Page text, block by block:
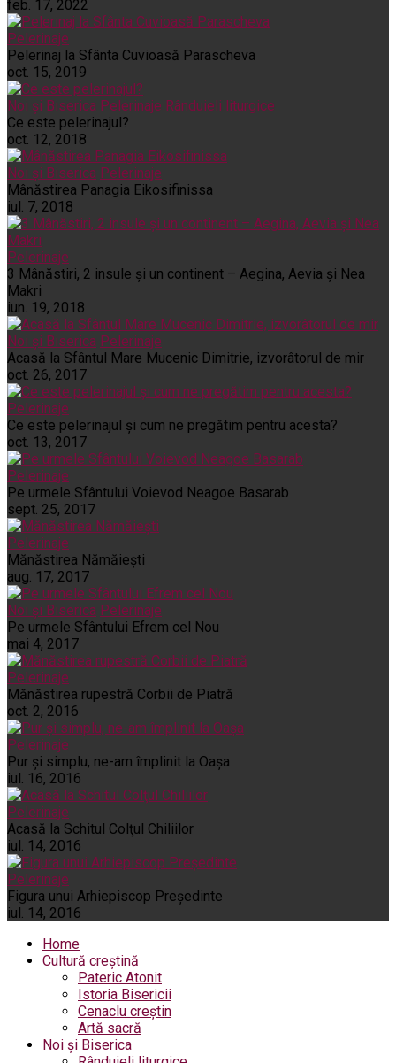
feb. 17, 2022
Pelerinaje
Pelerinaj la Sfânta Cuvioasă Parascheva
oct. 15, 2019
Noi și Biserica Pelerinaje Rânduieli liturgice
Ce este pelerinajul?
oct. 12, 2018
Noi și Biserica Pelerinaje
Mânăstirea Panagia Eikosifinissa
iul. 7, 2018
Pelerinaje
3 Mânăstiri, 2 insule și un continent – Aegina, Aevia și Nea
Makri
iun. 19, 2018
Noi și Biserica Pelerinaje
Acasă la Sfântul Mare Mucenic Dimitrie, izvorâtorul de mir
oct. 26, 2017
Pelerinaje
Ce este pelerinajul şi cum ne pregătim pentru acesta?
oct. 13, 2017
Pelerinaje
Pe urmele Sfântului Voievod Neagoe Basarab
sept. 25, 2017
Pelerinaje
Mănăstirea Nămăiești
aug. 17, 2017
Noi și Biserica Pelerinaje
Pe urmele Sfântului Efrem cel Nou
mai 4, 2017
Pelerinaje
Mănăstirea rupestră Corbii de Piatră
oct. 2, 2016
Pelerinaje
Pur şi simplu, ne-am împlinit la Oaşa
iul. 16, 2016
Pelerinaje
Acasă la Schitul Colţul Chiliilor
iul. 14, 2016
Pelerinaje
Figura unui Arhiepiscop Preşedinte
iul. 14, 2016
Home
Cultură creștină
Pateric Atonit
Istoria Bisericii
Cenaclu creștin
Artă sacră
Noi și Biserica